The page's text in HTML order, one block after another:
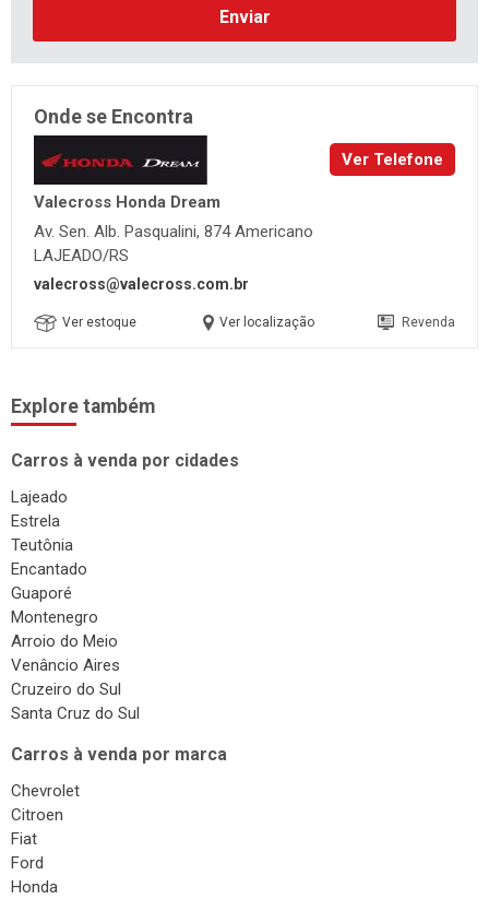
Enviar
Onde se Encontra
Ver Telefone
Valecross Honda Dream
Av. Sen. Alb. Pasqualini, 874 Americano
LAJEADO/RS
valecross@valecross.com.br
Ver estoque Ver localização Revenda
Explore também
Carros à venda por cidades
Lajeado
Estrela
Teutônia
Encantado
Guaporé
Montenegro
Arroio do Meio
Venâncio Aires
Cruzeiro do Sul
Santa Cruz do Sul
Carros à venda por marca
Chevrolet
Citroen
Fiat
Ford
Honda